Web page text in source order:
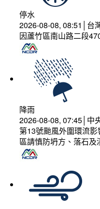
停水
2026-08-08, 08:51│台
因蘆竹區南山路二段
降雨
2026-08-08, 07:45│中
第13號颱風外圍環流
區請慎防坍方、落石及